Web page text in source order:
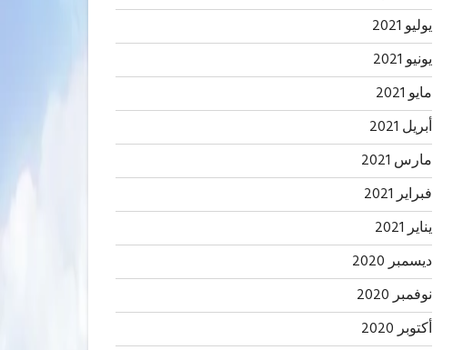
يوليو 2021
يونيو 2021
مايو 2021
أبريل 2021
مارس 2021
فبراير 2021
يناير 2021
ديسمبر 2020
نوفمبر 2020
أكتوبر 2020